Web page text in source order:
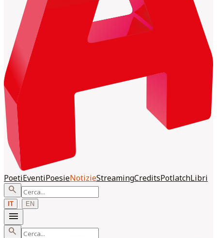
PoetiEventiPoesieNotizieStreamingCreditsPotlatchLibri
search
IT | EN
menu
search